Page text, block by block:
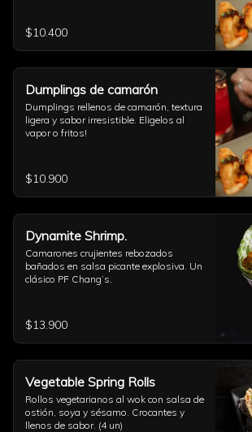
$10.400
Dumplings de camarón
Dumplings rellenos de camarón, textura
ligera y sabor irresistible. Eligelos al
vapor o fritos!
$10.900
Dynamite Shrimp.
Camarones crujientes rebozados
bañados en salsa picante explosiva. Un
clásico PF Chang’s.
$13.900
Vegetable Spring Rolls
Rollos vegetarianos al wok con salsa de
ostión, soya y sésamo. Crocantes y
llenos de sabor. (4 un)